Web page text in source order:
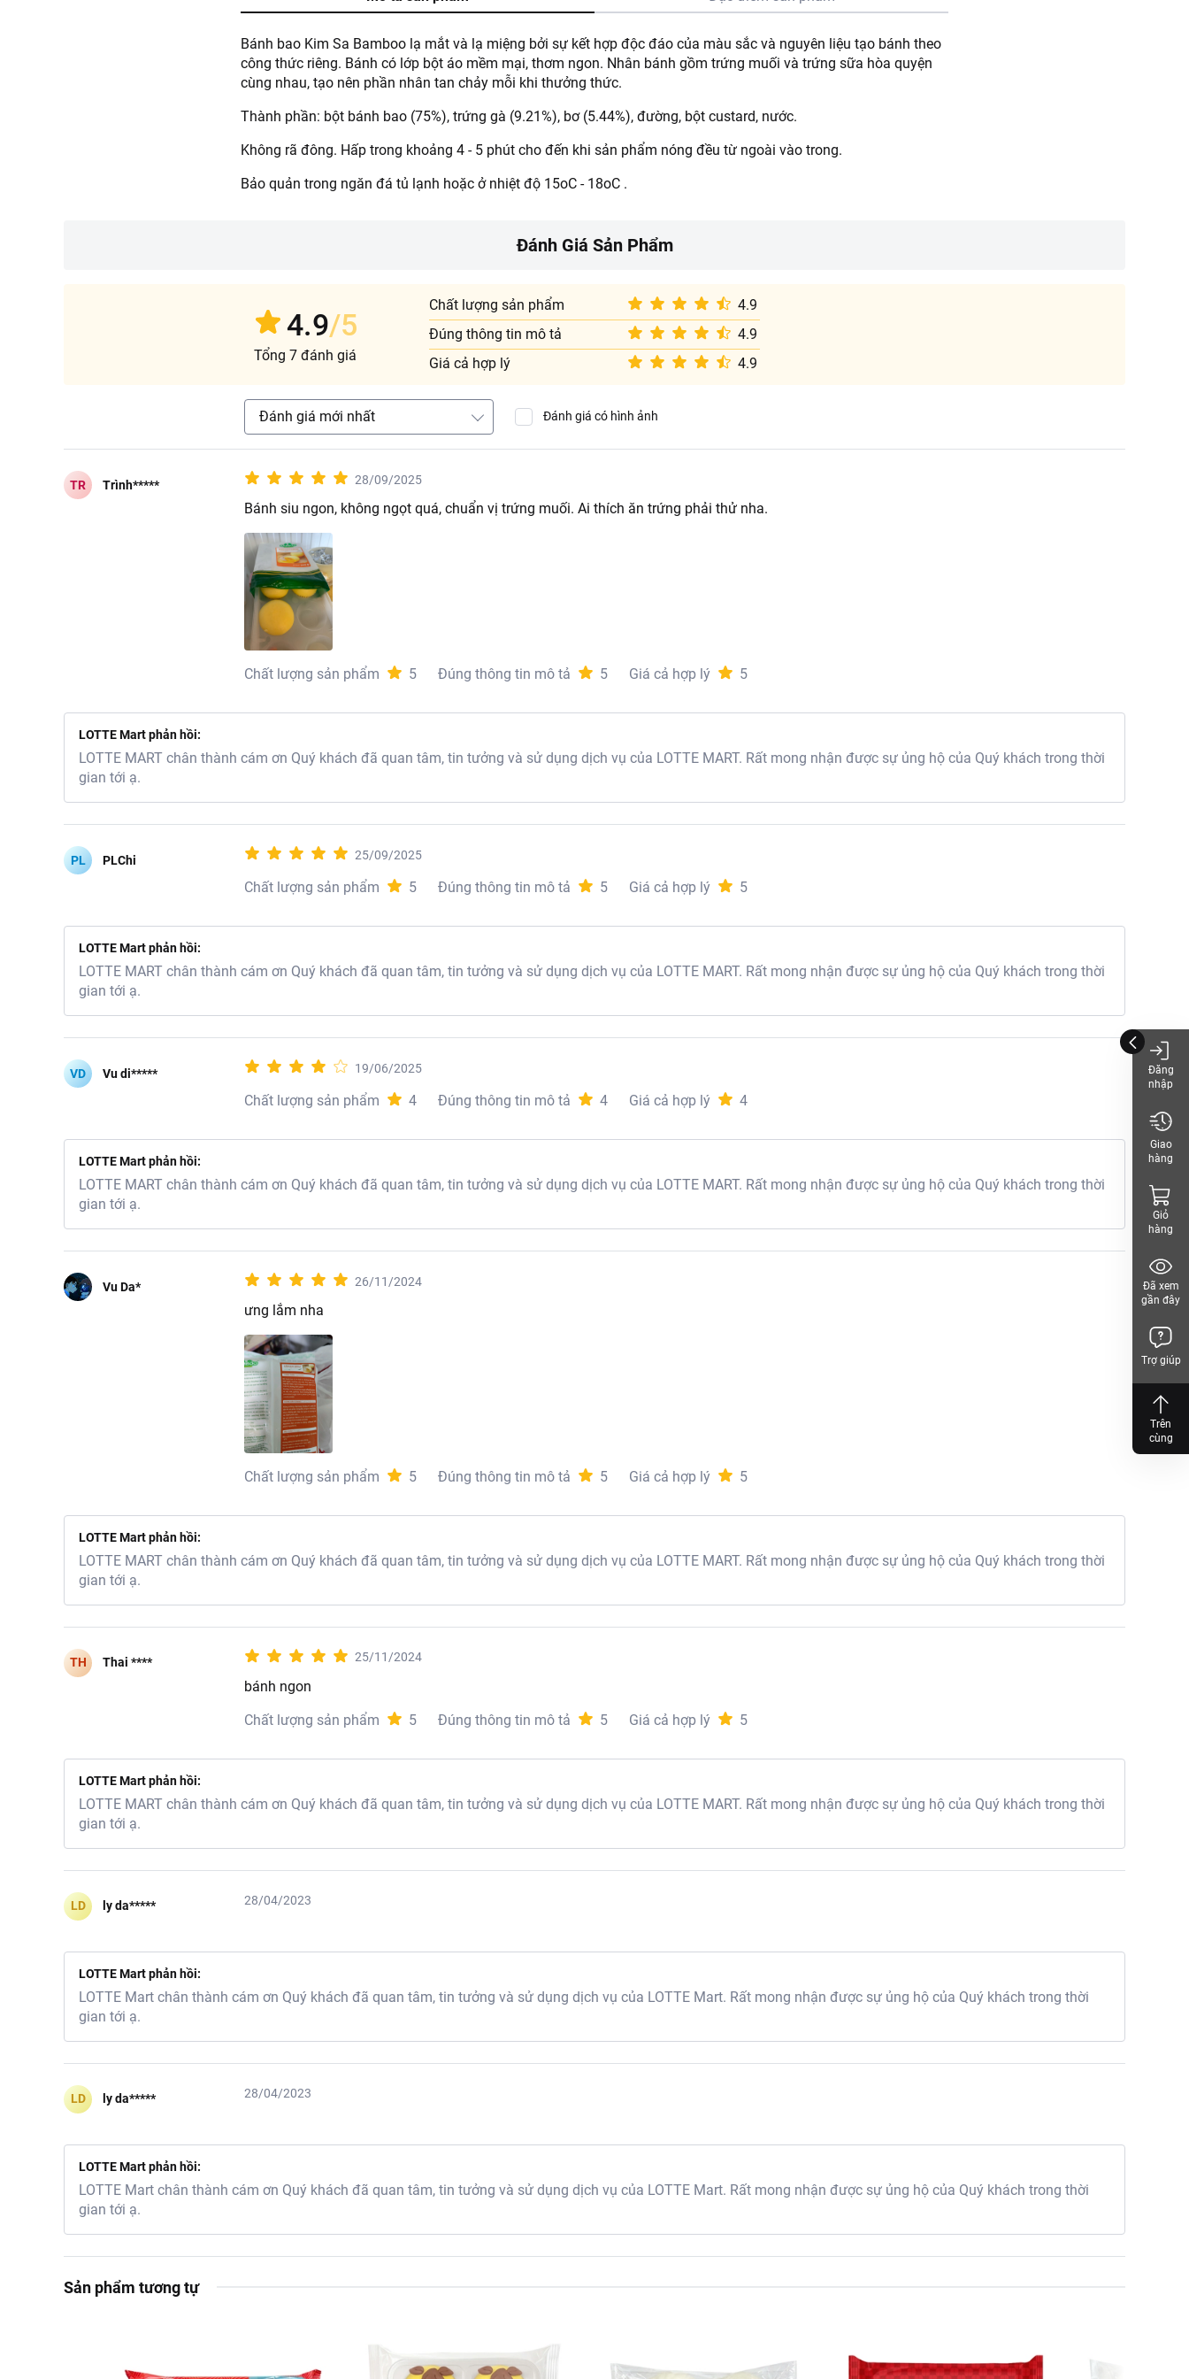
Bánh bao Kim Sa Bamboo lạ mắt và lạ miệng bởi sự kết hợp độc đáo của màu sắc và nguyên liệu tạo bánh theo
công thức riêng. Bánh có lớp bột áo mềm mại, thơm ngon. Nhân bánh gồm trứng muối và trứng sữa hòa quyện
cùng nhau, tạo nên phần nhân tan chảy mỗi khi thưởng thức.
Thành phần: bột bánh bao (75%), trứng gà (9.21%), bơ (5.44%), đường, bột custard, nước.
Không rã đông. Hấp trong khoảng 4 - 5 phút cho đến khi sản phẩm nóng đều từ ngoài vào trong.
Bảo quản trong ngăn đá tủ lạnh hoặc ở nhiệt độ 15oC - 18oC .
Đánh Giá Sản Phẩm
4.9/5
Tổng 7 đánh giá
Chất lượng sản phẩm
4.9
Đúng thông tin mô tả
4.9
Giá cả hợp lý
4.9
Đánh giá mới nhất Đánh giá có hình ảnh
TR Trình***** 28/09/2025
Bánh siu ngon, không ngọt quá, chuẩn vị trứng muối. Ai thích ăn trứng phải thử nha.
Chất lượng sản phẩm 5 Đúng thông tin mô tả 5 Giá cả hợp lý 5
LOTTE Mart phản hồi:
LOTTE MART chân thành cám ơn Quý khách đã quan tâm, tin tưởng và sử dụng dịch vụ của LOTTE MART. Rất mong nhận được sự ủng hộ của Quý khách trong thời
gian tới ạ.
PL PLChi 25/09/2025
Chất lượng sản phẩm 5 Đúng thông tin mô tả 5 Giá cả hợp lý 5
LOTTE Mart phản hồi:
LOTTE MART chân thành cám ơn Quý khách đã quan tâm, tin tưởng và sử dụng dịch vụ của LOTTE MART. Rất mong nhận được sự ủng hộ của Quý khách trong thời
gian tới ạ.
VD Vu di***** 19/06/2025
Chất lượng sản phẩm 4 Đúng thông tin mô tả 4 Giá cả hợp lý 4
LOTTE Mart phản hồi:
LOTTE MART chân thành cám ơn Quý khách đã quan tâm, tin tưởng và sử dụng dịch vụ của LOTTE MART. Rất mong nhận được sự ủng hộ của Quý khách trong thời
gian tới ạ.
Vu Da* 26/11/2024
ưng lắm nha
Chất lượng sản phẩm 5 Đúng thông tin mô tả 5 Giá cả hợp lý 5
LOTTE Mart phản hồi:
LOTTE MART chân thành cám ơn Quý khách đã quan tâm, tin tưởng và sử dụng dịch vụ của LOTTE MART. Rất mong nhận được sự ủng hộ của Quý khách trong thời
gian tới ạ.
TH Thai **** 25/11/2024
bánh ngon
Chất lượng sản phẩm
5 Đúng thông tin mô tả 5 Giá cả hợp lý 5
LOTTE Mart phản hồi:
LOTTE MART chân thành cám ơn Quý khách đã quan tâm, tin tưởng và sử dụng dịch vụ của LOTTE MART. Rất mong nhận được sự ủng hộ của Quý khách trong thời
gian tới ạ.
LD ly da***** 28/04/2023
LOTTE Mart phản hồi:
LOTTE Mart chân thành cám ơn Quý khách đã quan tâm, tin tưởng và sử dụng dịch vụ của LOTTE Mart. Rất mong nhận được sự ủng hộ của Quý khách trong thời
gian tới ạ.
LD ly da***** 28/04/2023
LOTTE Mart phản hồi:
LOTTE Mart chân thành cám ơn Quý khách đã quan tâm, tin tưởng và sử dụng dịch vụ của LOTTE Mart. Rất mong nhận được sự ủng hộ của Quý khách trong thời
gian tới ạ.
Sản phẩm tương tự
Đăng
nhập
Giao
hàng
Giỏ
hàng
Đã xem
gần đây
Trợ giúp
Trên
cùng